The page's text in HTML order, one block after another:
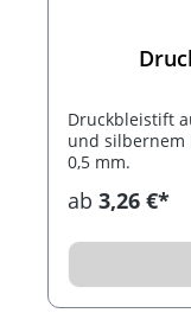
Druckbleistift
und silbernem
0,5 mm.
ab 3,26 €*